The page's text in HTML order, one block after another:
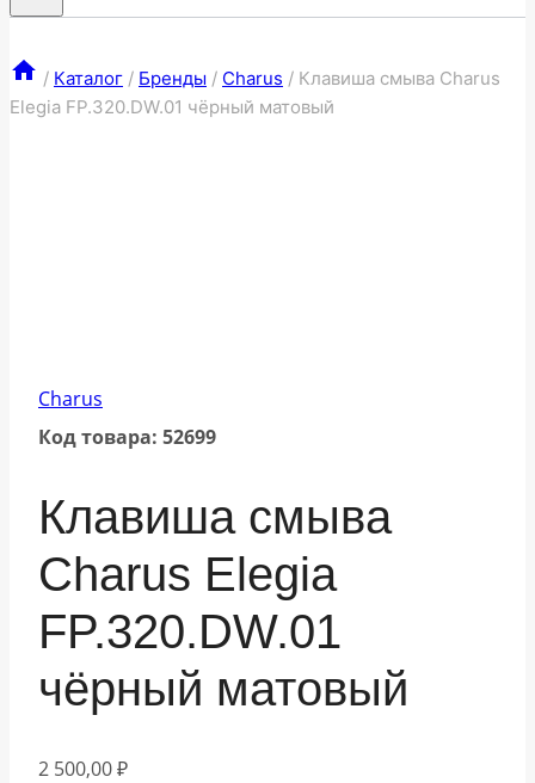
/ Каталог / Бренды / Charus / Клавиша смыва Charus
Elegia FP.320.DW.01 чёрный матовый
Charus
Код товара: 52699
Клавиша смыва
Charus Elegia
FP.320.DW.01
чёрный матовый
2 500,00₽